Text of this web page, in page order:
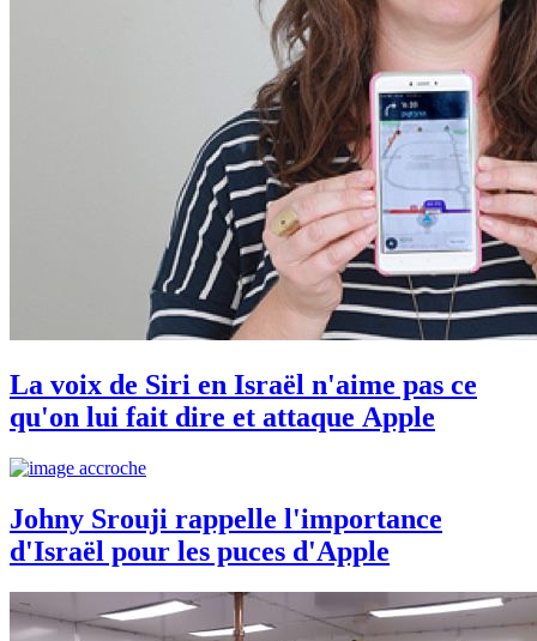
La voix de Siri en Israël n'aime pas ce
qu'on lui fait dire et attaque Apple
Johny Srouji rappelle l'importance
d'Israël pour les puces d'Apple